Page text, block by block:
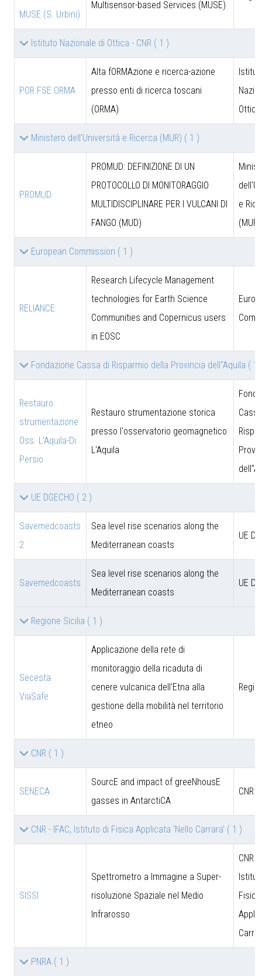
MUSE (S. Urbini)
Multisensor-based Services (MUSE)
Istituto Nazionale di Ottica - CNR ( 1 )
POR FSE ORMA
Alta fORMAzione e ricerca-azione
presso enti di ricerca toscani
(ORMA)
Ottica
Ministero dell'Università e Ricerca (MUR) ( 1 )
PROMUD
PROMUD: DEFINIZIONE DI UN
PROTOCOLLO DI MONITORAGGIO
MULTIDISCIPLINARE PER I VULCANI DI
FANGO (MUD)
e
(MUR)
European Commission ( 1 )
RELIANCE
Research Lifecycle Management
technologies for Earth Science
Communities and Copernicus users
in EOSC
Fondazione Cassa di Risparmio della Provincia dell''Aquila ( 1
Restauro
strumentazione
Oss. L'Aquila-Di
Persio
Restauro strumentazione storica
presso l'osservatorio geomagnetico
L'Aquila
UE DGECHO ( 2 )
Savemedcoasts
2
Sea level rise scenarios along the
Mediterranean coasts
UE
Savemedcoasts
Sea level rise scenarios along the
Mediterranean coasts
UE
Regione Sicilia ( 1 )
Secesta
ViaSafe
Applicazione della rete di
monitoraggio della ricaduta di
cenere vulcanica dell'Etna alla
gestione della mobilità nel territorio
etneo
CNR ( 1 )
SENECA
SourcE and impact of greeNhousE
gasses in AntarctiCA
CNR
CNR - IFAC, Istituto di Fisica Applicata 'Nello Carrara' ( 1 )
SISSI
Spettrometro a Immagine a Super-
risoluzione Spaziale nel Medio
Infrarosso
CNR -
Fisica
PNRA ( 1 )